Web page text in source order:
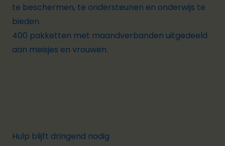
te beschermen, te ondersteunen en onderwijs te
bieden.
400 pakketten met maandverbanden uitgedeeld
aan meisjes en vrouwen.
Hulp blijft dringend nodig